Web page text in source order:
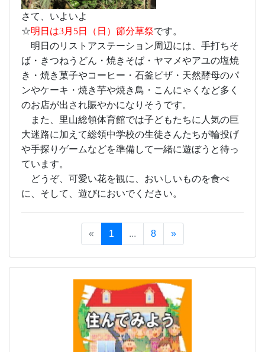
さて、いよいよ
☆明日は3月5日（日）節分草祭です。
明日のリストアステーション周辺には、手打ちそ
ば・きつねうどん・焼きそば・ヤマメやアユの塩焼
き・焼き菓子やコーヒー・石釜ピザ・天然酵母のパ
ンやケーキ・焼き芋や焼き鳥・こんにゃくなど多く
のお店が出され賑やかになりそうです。
また、里山総領体育館では子どもたちに人気の巨
大迷路に加えて総領中学校の生徒さんたちが輪投げ
や手探りゲームなどを準備して一緒に遊ぼうと待っ
ています。
どうぞ、可愛い花を観に、おいしいものを食べ
に、そして、遊びにおいでください。
« 1 ... 8 »